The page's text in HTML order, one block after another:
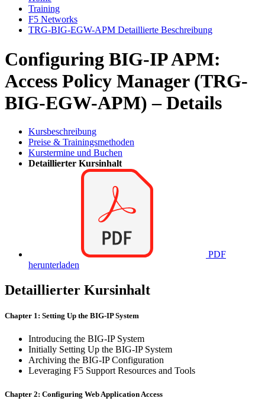
Training
F5 Networks
TRG-BIG-EGW-APM Detaillierte Beschreibung
Configuring BIG-IP APM:
Access Policy Manager (TRG-
BIG-EGW-APM) – Details
Kursbeschreibung
Preise & Trainingsmethoden
Kurstermine und Buchen
Detaillierter Kursinhalt
PDF
herunterladen
Detaillierter Kursinhalt
Chapter 1: Setting Up the BIG-IP System
Introducing the BIG-IP System
Initially Setting Up the BIG-IP System
Archiving the BIG-IP Configuration
Leveraging F5 Support Resources and Tools
Chapter 2: Configuring Web Application Access